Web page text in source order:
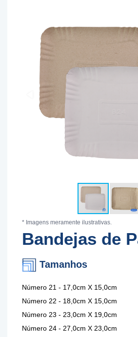
* Imagens meramente ilustrativas.
Bandejas de
Tamanhos
Número 21 - 17,0cm X 15,0cm
Número 22 - 18,0cm X 15,0cm
Número 23 - 23,0cm X 19,0cm
Número 24 - 27,0cm X 23,0cm